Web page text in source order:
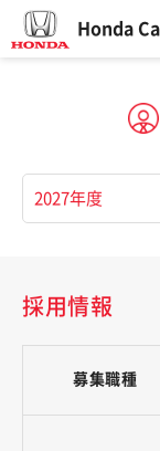
Honda
採用情報
募集職種